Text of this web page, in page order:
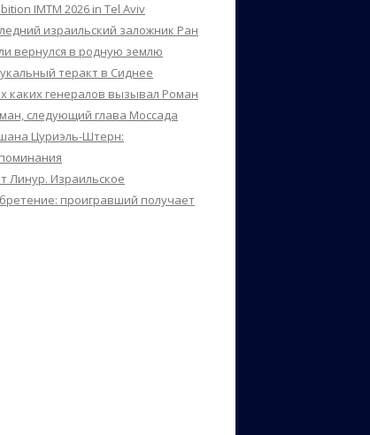
IMTM 2026 in Tel Aviv
израильский заложник Ран
вернулся в родную землю
теракт в Сиднее
каких генералов вызывал Роман
следующий глава Моссада
Цуриэль-Штерн:
Линур. Израильское
проигравший получает